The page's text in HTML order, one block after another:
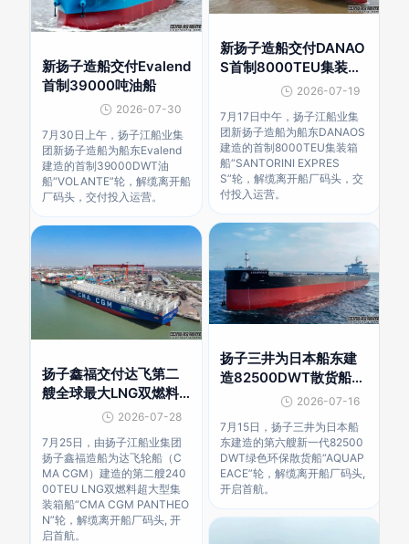
新扬子造船交付Evalend
首制39000吨油船
2026-07-30
7月30日上午，扬子江船业集
团新扬子造船为船东Evalend
建造的首制39000DWT油
船“VOLANTE”轮，解缆离开船
厂码头，交付投入运营。
扬子鑫福交付达飞第二
艘全球最大LNG双燃料
2026-07-28
7月25日，由扬子江船业集团
扬子鑫福造船为达飞轮船（C
MA CGM）建造的第二艘240
00TEU LNG双燃料超大型集
装箱船“CMA CGM PANTHEO
N”轮，解缆离开船厂码头, 开
启首航。
新扬子造船交付DANAO
S首制8000TEU集装箱
2026-07-19
7月17日中午，扬子江船业集
团新扬子造船为船东DANAOS
建造的首制8000TEU集装箱
船“SANTORINI EXPRES
S”轮，解缆离开船厂码头，交
付投入运营。
扬子三井为日本船东建
造82500DWT散货船交
2026-07-16
7月15日，扬子三井为日本船
东建造的第六艘新一代82500
DWT绿色环保散货船“AQUAP
EACE”轮，解缆离开船厂码头,
开启首航。